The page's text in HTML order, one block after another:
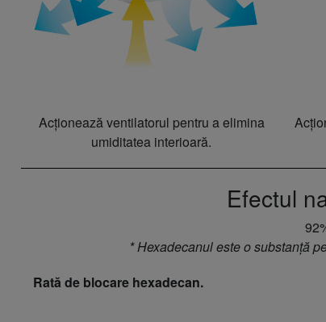
Acționează ventilatorul pentru a elimina
umiditatea interioară.
Efectul
* Hexadecanul este o substanță
Rată de blocare hexadecan.